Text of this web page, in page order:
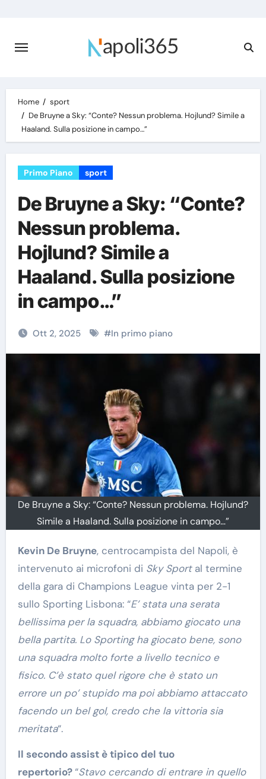
content
Home
sport
De Bruyne a Sky: “Conte? Nessun problema. Hojlund? Simile a
Haaland. Sulla posizione in campo…”
Primo Piano sport
De Bruyne a Sky: “Conte?
Nessun problema.
Hojlund? Simile a
Haaland. Sulla posizione
in campo…”
Ott 2, 2025 #In primo piano
De Bruyne a Sky: “Conte? Nessun problema. Hojlund?
Simile a Haaland. Sulla posizione in campo…”
Kevin De Bruyne, centrocampista del Napoli, è
intervenuto ai microfoni di Sky Sport al termine
della gara di Champions League vinta per 2-1
sullo Sporting Lisbona: “E’ stata una serata
bellissima per la squadra, abbiamo giocato una
bella partita. Lo Sporting ha giocato bene, sono
una squadra molto forte a livello tecnico e
fisico. C’è stato quel rigore che è stato un
errore un po’ stupido ma poi abbiamo attaccato
facendo un bel gol, credo che la vittoria sia
meritata“.
Il secondo assist è tipico del tuo
repertorio?“Stavo cercando di entrare in quello